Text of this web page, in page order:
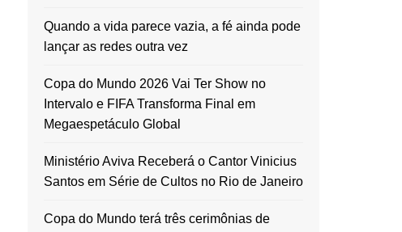
Quando a vida parece vazia, a fé ainda pode
lançar as redes outra vez
Copa do Mundo 2026 Vai Ter Show no
Intervalo e FIFA Transforma Final em
Megaespetáculo Global
Ministério Aviva Receberá o Cantor Vinicius
Santos em Série de Cultos no Rio de Janeiro
Copa do Mundo terá três cerimônias de